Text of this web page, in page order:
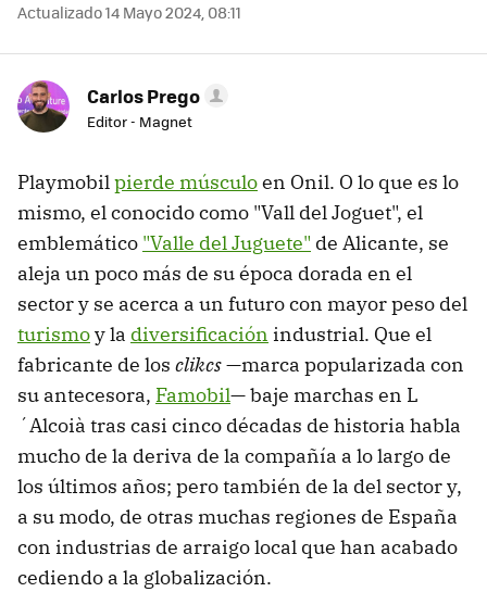
Actualizado 14 Mayo 2024, 08:11
Carlos Prego
Editor - Magnet
Playmobilpierde músculoen Onil. O lo que es lo
mismo, el conocido como "Vall del Joguet", el
emblemático "Valle del Juguete" de Alicante, se
aleja un poco más de su época dorada en el
sector y se acerca a un futuro con mayor peso del
turismoy la diversificación industrial. Que el
fabricante de los clikcs—marca popularizada con
su antecesora, Famobil— baje marchas en L
´Alcoià tras casi cinco décadas de historia habla
mucho de la deriva de la compañía a lo largo de
los últimos años; pero también de la del sector y,
a su modo, de otras muchas regiones de España
con industrias de arraigo local que han acabado
cediendo a la globalización.